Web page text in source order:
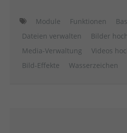
Module Funktionen
Dateien verwalten
Bilder
Media-Verwaltung
Videos
Bild-Effekte
Wasserzeichen